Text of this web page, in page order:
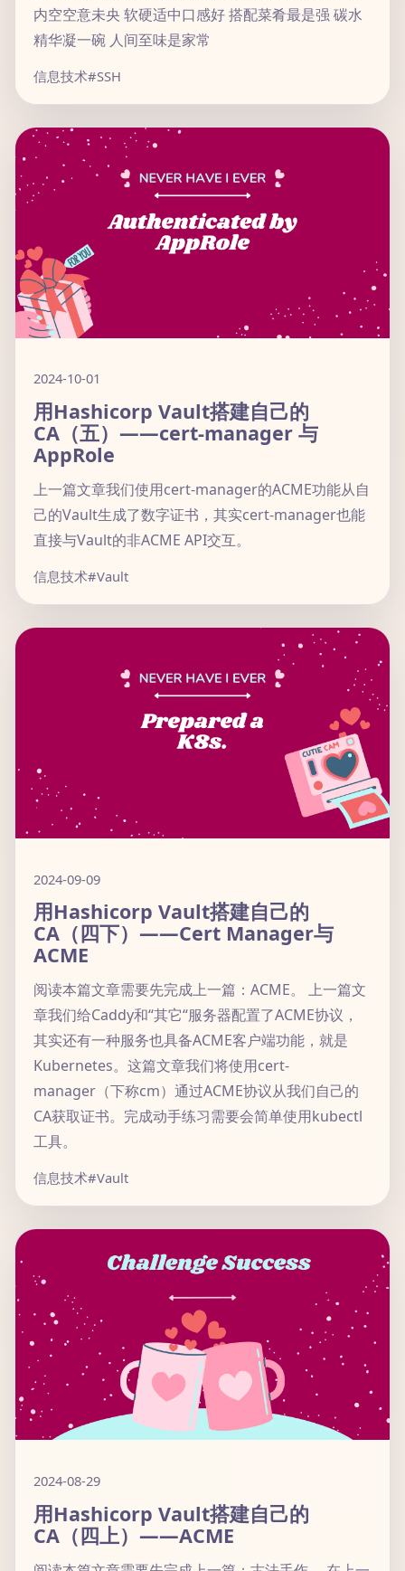
内空空意未央 软硬适中口感好 搭配菜肴最是强 碳水
精华凝一碗 人间至味是家常
信息技术#SSH
2024-10-01
用Hashicorp Vault搭建自己的
CA（五）——cert-manager 与
AppRole
上一篇文章我们使用cert-manager的ACME功能从自
己的Vault生成了数字证书，其实cert-manager也能
直接与Vault的非ACME API交互。
信息技术#Vault
2024-09-09
用Hashicorp Vault搭建自己的
CA（四下）——Cert Manager与
ACME
阅读本篇文章需要先完成上一篇：ACME。 上一篇文
章我们给Caddy和“其它“服务器配置了ACME协议，
其实还有一种服务也具备ACME客户端功能，就是
Kubernetes。这篇文章我们将使用cert-
manager（下称cm）通过ACME协议从我们自己的
CA获取证书。完成动手练习需要会简单使用kubectl
工具。
信息技术#Vault
2024-08-29
用Hashicorp Vault搭建自己的
CA（四上）——ACME